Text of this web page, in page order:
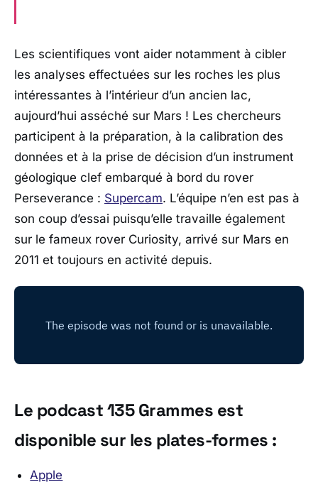
Les scientifiques vont aider notamment à cibler
les analyses effectuées sur les roches les plus
intéressantes à l’intérieur d’un ancien lac,
aujourd’hui asséché sur Mars ! Les chercheurs
participent à la préparation, à la calibration des
données et à la prise de décision d’un instrument
géologique clef embarqué à bord du rover
Perseverance : Supercam. L’équipe n’en est pas à
son coup d’essai puisqu’elle travaille également
sur le fameux rover Curiosity, arrivé sur Mars en
2011 et toujours en activité depuis.
Le podcast 135 Grammes est
disponible sur les plates-formes :
Apple